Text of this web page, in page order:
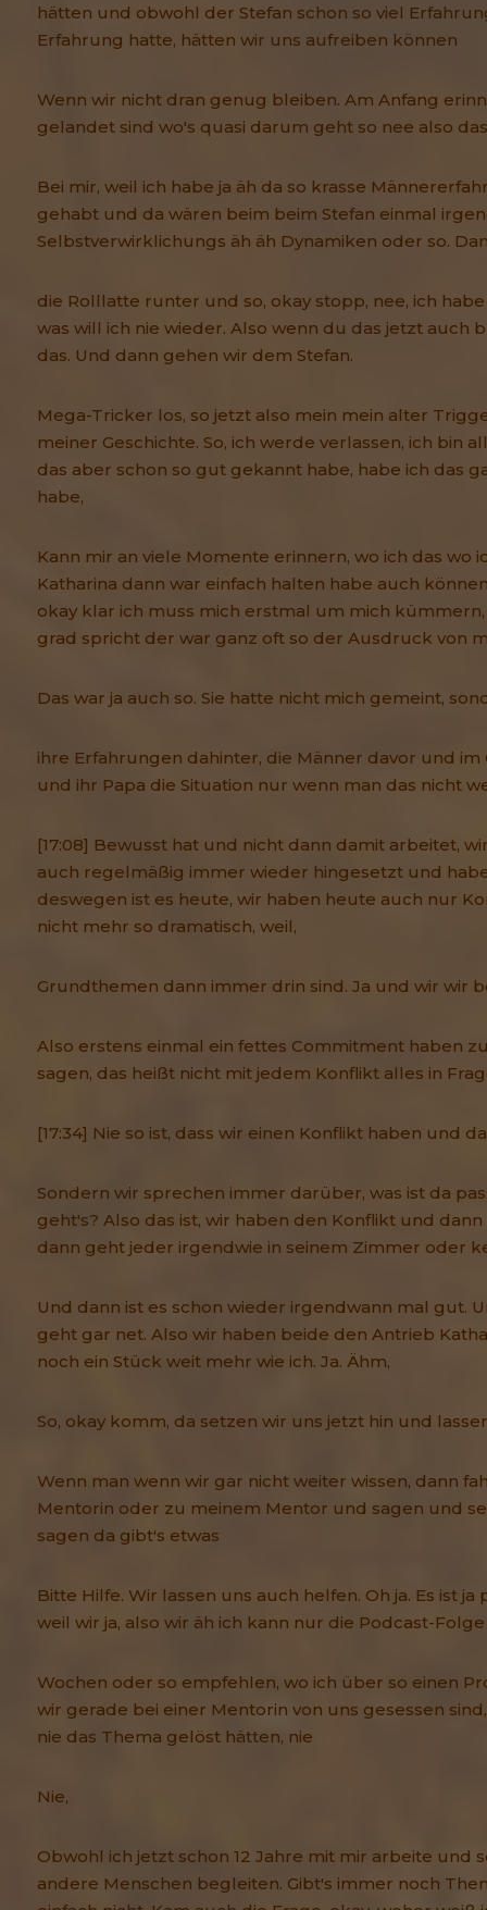
hätten und obwohl der Stefan schon so viel
Erfahrung hatte, hätten wir uns aufreiben können
Wenn wir nicht dran genug bleiben. Am Anfang
gelandet sind wo's quasi darum geht so nee also
Bei mir, weil ich habe ja äh da so krasse
gehabt und da wären beim beim Stefan einmal
Selbstverwirklichungs äh äh Dynamiken oder so.
die Rolllatte runter und so, okay stopp, nee, ich
was will ich nie wieder. Also wenn du das jetzt auch
das. Und dann gehen wir dem Stefan.
Mega-Tricker los, so jetzt also mein mein alter
meiner Geschichte. So, ich werde verlassen, ich bin
das aber schon so gut gekannt habe, habe ich das
habe,
Kann mir an viele Momente erinnern, wo ich das wo
Katharina dann war einfach halten habe auch
okay klar ich muss mich erstmal um mich
grad spricht der war ganz oft so der Ausdruck von
Das war ja auch so. Sie hatte nicht mich gemeint,
ihre Erfahrungen dahinter, die Männer davor und im
und ihr Papa die Situation nur wenn man das nicht
[17:08] Bewusst hat und nicht dann damit arbeitet,
auch regelmäßig immer wieder hingesetzt und
deswegen ist es heute, wir haben heute auch nur
nicht mehr so dramatisch, weil,
Grundthemen dann immer drin sind. Ja und wir wir
Also erstens einmal ein fettes Commitment haben
sagen, das heißt nicht mit jedem Konflikt alles in
[17:34] Nie so ist, dass wir einen Konflikt haben und
Sondern wir sprechen immer darüber, was ist da
geht's? Also das ist, wir haben den Konflikt und
dann geht jeder irgendwie in seinem Zimmer oder
Und dann ist es schon wieder irgendwann mal gut.
geht gar net. Also wir haben beide den Antrieb
noch ein Stück weit mehr wie ich. Ja. Ähm,
So, okay komm, da setzen wir uns jetzt hin und
Wenn man wenn wir gar nicht weiter wissen, dann
Mentorin oder zu meinem Mentor und sagen und
sagen da gibt's etwas
Bitte Hilfe. Wir lassen uns auch helfen. Oh ja. Es ist
weil wir ja, also wir äh ich kann nur die Podcast-Folge
Wochen oder so empfehlen, wo ich über so einen
wir gerade bei einer Mentorin von uns gesessen
nie das Thema gelöst hätten, nie
Nie,
Obwohl ich jetzt schon 12 Jahre mit mir arbeite und
andere Menschen begleiten. Gibt's immer noch